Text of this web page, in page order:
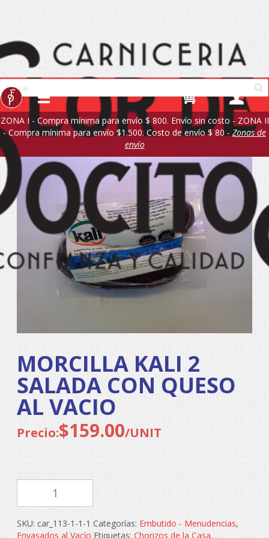
ZONA I - Compra mínima para envío $ 800. Envío sin costo - ZONA II
- Compra mínima para envío $1.500. Costo de envío $ 80 -Zonas de
envío
MORCILLA KALI 2
SALADA CON QUESO
AL VACIO
Precio:$159.00/UNIT
MORCILLA
CON
SKU: car_113-1-1-1 Categorías: Embutido - Menudencias,
Envasados al Vacío Etiquetas: Chorizos de la Casa,